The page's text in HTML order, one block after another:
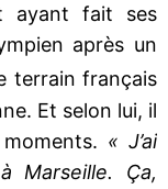
ayant fait ses
après un
terrain français
Et selon lui, il
« J’ai
Marseille. Ça,